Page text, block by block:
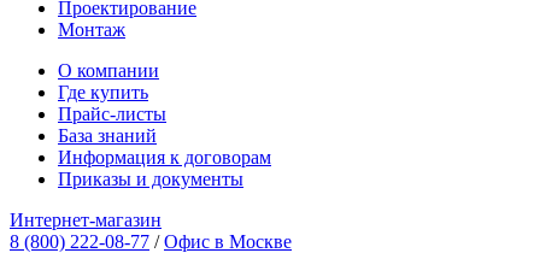
Проектирование
Монтаж
О компании
Где купить
Прайс-листы
База знаний
Информация к договорам
Приказы и документы
Интернет-магазин
8 (800) 222-08-77 / Офис в Москве